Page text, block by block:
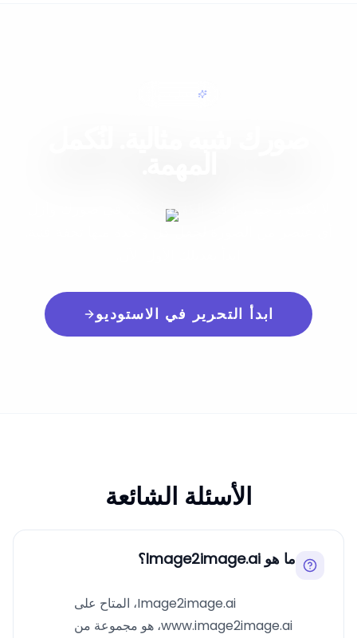
تعديل سهل
لا تكتفِ بـ'جيد بما فيه الكفاية.' تحكم في صورك وأزل
ابدأ التحرير في الاستوديو
الأسئلة الشائعة
ما هو Image2image.ai؟
Image2image.ai، المتاح على
www.image2image.ai، هو مجموعة من